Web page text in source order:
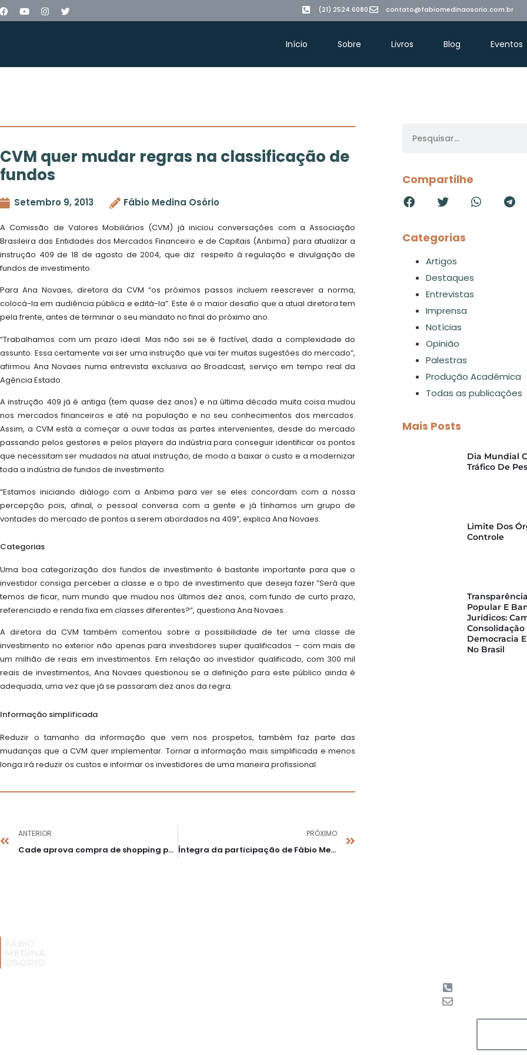
(21) 2524.6080 contato@fabiomedinaosorio.com.br
Início Sobre Livros Blog Eventos
CVM quer mudar regras na classificação de
fundos
Setembro 9, 2013 Fábio Medina Osório
A Comissão de Valores Mobiliários (CVM) já iniciou conversações com a Associação
Brasileira das Entidades dos Mercados Financeiro e de Capitais (Anbima) para atualizar a
instrução 409 de 18 de agosto de 2004, que diz respeito à regulação e divulgação de
fundos de investimento.
Para Ana Novaes, diretora da CVM “os próximos passos incluem reescrever a norma,
colocá-la em audiência pública e editá-la”. Este é o maior desafio que a atual diretora tem
pela frente, antes de terminar o seu mandato no final do próximo ano.
“Trabalhamos com um prazo ideal. Mas não sei se é factível, dada a complexidade do
assunto. Essa certamente vai ser uma instrução que vai ter muitas sugestões do mercado”,
afirmou Ana Novaes numa entrevista exclusiva ao Broadcast, serviço em tempo real da
Agência Estado.
A instrução 409 já é antiga (tem quase dez anos) e na última década muita coisa mudou
nos mercados financeiros e até na população e no seu conhecimentos dos mercados.
Assim, a CVM está a começar a ouvir todas as partes intervenientes, desde do mercado
passando pelos gestores e pelos players da indústria para conseguir identificar os pontos
que necessitam ser mudados na atual instrução, de modo a baixar o custo e a modernizar
toda a indústria de fundos de investimento.
“Estamos iniciando diálogo com a Anbima para ver se eles concordam com a nossa
percepção pois, afinal, o pessoal conversa com a gente e já tínhamos um grupo de
vontades do mercado de pontos a serem abordados na 409”, explica Ana Novaes.
Categorias
Uma boa categorização dos fundos de investimento é bastante importante para que o
investidor consiga perceber a classe e o tipo de investimento que deseja fazer.”Será que
temos de ficar, num mundo que mudou nos últimos dez anos, com fundo de curto prazo,
referenciado e renda fixa em classes diferentes?”, questiona Ana Novaes.
A diretora da CVM também comentou sobre a possibilidade de ter uma classe de
investimento no exterior não apenas para investidores super qualificados – com mais de
um milhão de reais em investimentos. Em relação ao investidor qualificado, com 300 mil
reais de investimentos, Ana Novaes questionou se a definição para este público ainda é
adequada, uma vez que já se passaram dez anos da regra.
Informação simplificada
Reduzir o tamanho da informação que vem nos prospetos, também faz parte das
mudanças que a CVM quer implementar. Tornar a informação mais simplificada e menos
longa irá reduzir os custos e informar os investidores de uma maneira profissional.
ANTERIOR
Cade aprova compra de shopping por Iguatemi e fundo da CSHG
PRÓXIMO
Íntegra da participação de Fábio Medina Osório no programa “Brasil em Debate”
Compartilhe
Categorias
Artigos
Destaques
Entrevistas
Imprensa
Notícias
Opinião
Palestras
Produção Acadêmica
Todas as publicações
Mais Posts
Dia Mundial
Tráfico De
Limite Dos
Controle
Popular E
Jurídicos:
Consolidação
Democracia
No Brasil